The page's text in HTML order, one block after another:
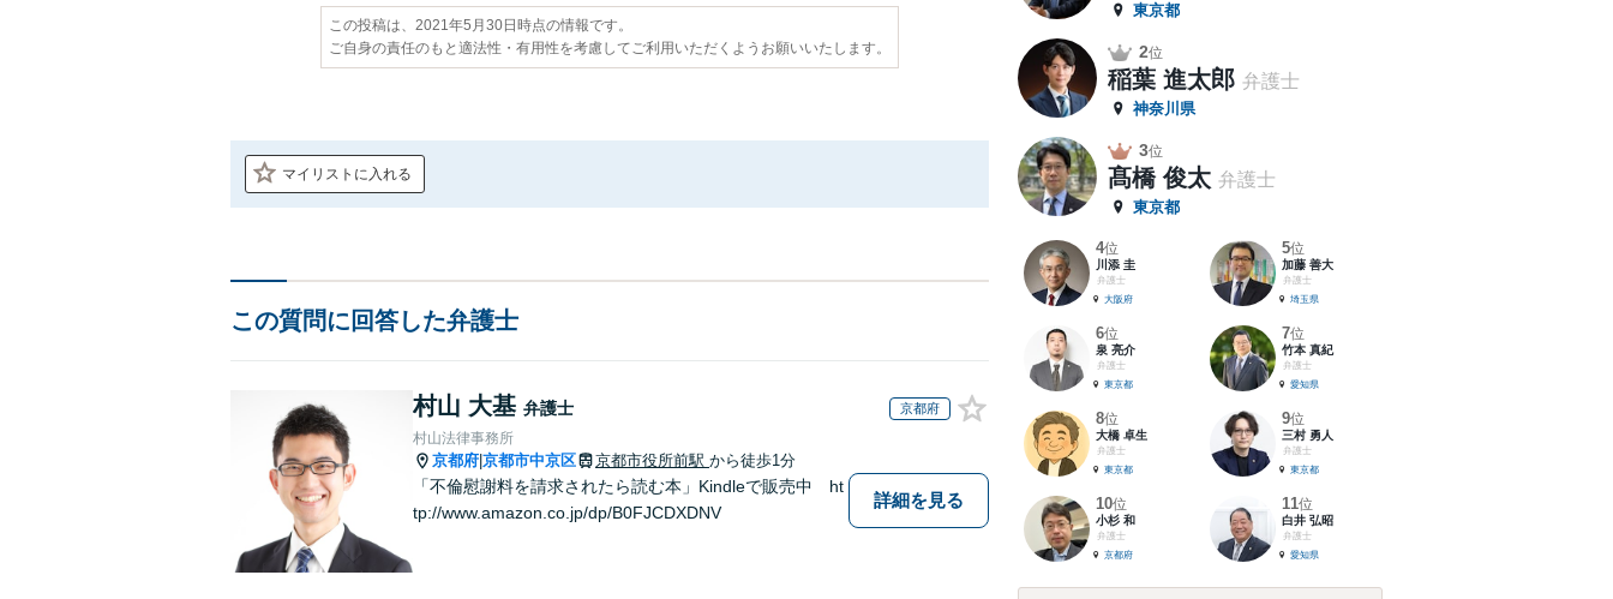
この投稿は、2021年5月30日時点の情報です。
ご自身の責任のもと適法性・有用性を考慮してご利用いただくようお願いいたします。
マイリストに入れる
この質問に回答した弁護士
村山 大基 弁護士 京都府
村山法律事務所
京都府 京都市中京区 京都市役所前駅 から徒歩1分
「不倫慰謝料を請求されたら読む本」Kindleで販売中 ht
tp://www.amazon.co.jp/dp/B0FJCDXDNV
詳細を見る
東京都
2位
稲葉 進太郎 弁護士
神奈川県
3位
髙橋 俊太 弁護士
東京都
4位
川添 圭
弁護士
大阪府
5位
加藤 善大
弁護士
埼玉県
6位
泉 亮介
弁護士
東京都
7位
竹本 真紀
弁護士
愛知県
8位
大橋 卓生
弁護士
東京都
9位
三村 勇人
弁護士
東京都
10位
小杉 和
弁護士
京都府
11位
白井 弘昭
弁護士
愛知県